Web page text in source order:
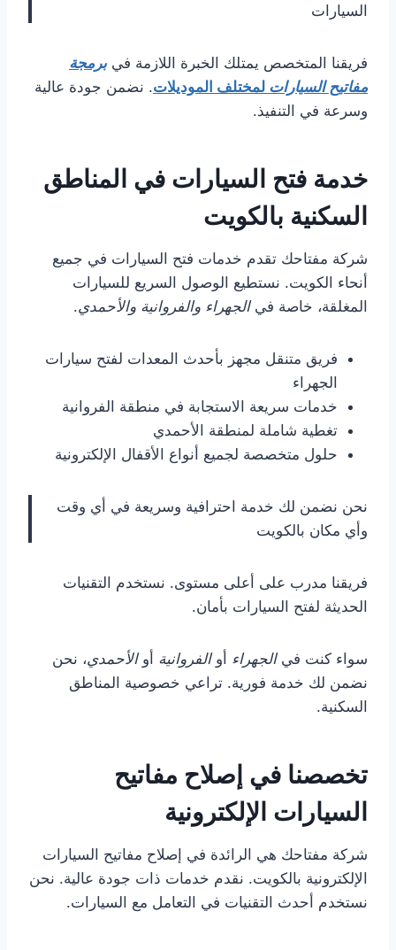
السيارات
فريقنا المتخصص يمتلك الخبرة اللازمة فيبرمجة
مفاتيح السيارات لمختلف الموديلات. نضمن جودة عالية
وسرعة في التنفيذ.
خدمة فتح السيارات في المناطق
السكنية بالكويت
شركة مفتاحك تقدم خدمات فتح السيارات في جميع
أنحاء الكويت. نستطيع الوصول السريع للسيارات
المغلقة، خاصة فيالجهراء والفروانية والأحمدي.
فريق متنقل مجهز بأحدث المعدات لفتح سيارات
الجهراء
خدمات سريعة الاستجابة في منطقة الفروانية
تغطية شاملة لمنطقة الأحمدي
حلول متخصصة لجميع أنواع الأقفال الإلكترونية
نحن نضمن لك خدمة احترافية وسريعة في أي وقت
وأي مكان بالكويت
فريقنا مدرب على أعلى مستوى. نستخدم التقنيات
الحديثة لفتح السيارات بأمان.
سواء كنت فيالجهراء أوالفروانية أوالأحمدي، نحن
نضمن لك خدمة فورية. تراعي خصوصية المناطق
السكنية.
تخصصنا في إصلاح مفاتيح
السيارات الإلكترونية
شركة مفتاحك هي الرائدة في إصلاح مفاتيح السيارات
الإلكترونية بالكويت. نقدم خدمات ذات جودة عالية. نحن
نستخدم أحدث التقنيات في التعامل مع السيارات.